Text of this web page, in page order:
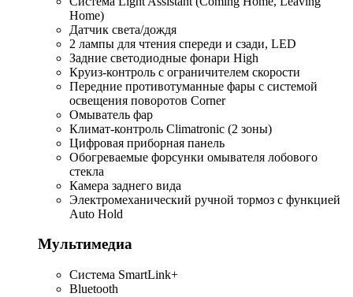
Home)
Датчик света/дождя
2 лампы для чтения спереди и сзади, LED
Задние светодиодные фонари High
Круиз-контроль с ограничителем скорости
Передние противотуманные фары с системой
освещения поворотов Corner
Омыватель фар
Климат-контроль Climatronic (2 зоны)
Цифровая приборная панель
Обогреваемые форсунки омывателя лобового
стекла
Камера заднего вида
Электромеханический ручной тормоз с функцией
Auto Hold
Мультимедиа
Система SmartLink+
Bluetooth